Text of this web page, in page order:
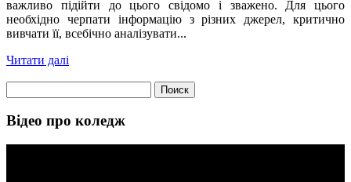
важливо підійти до цього свідомо і зважено. Для цього
необхідно черпати інформацію з різних джерел, критично
вивчати її, всебічно аналізувати...
Читати далі
Відео про коледж